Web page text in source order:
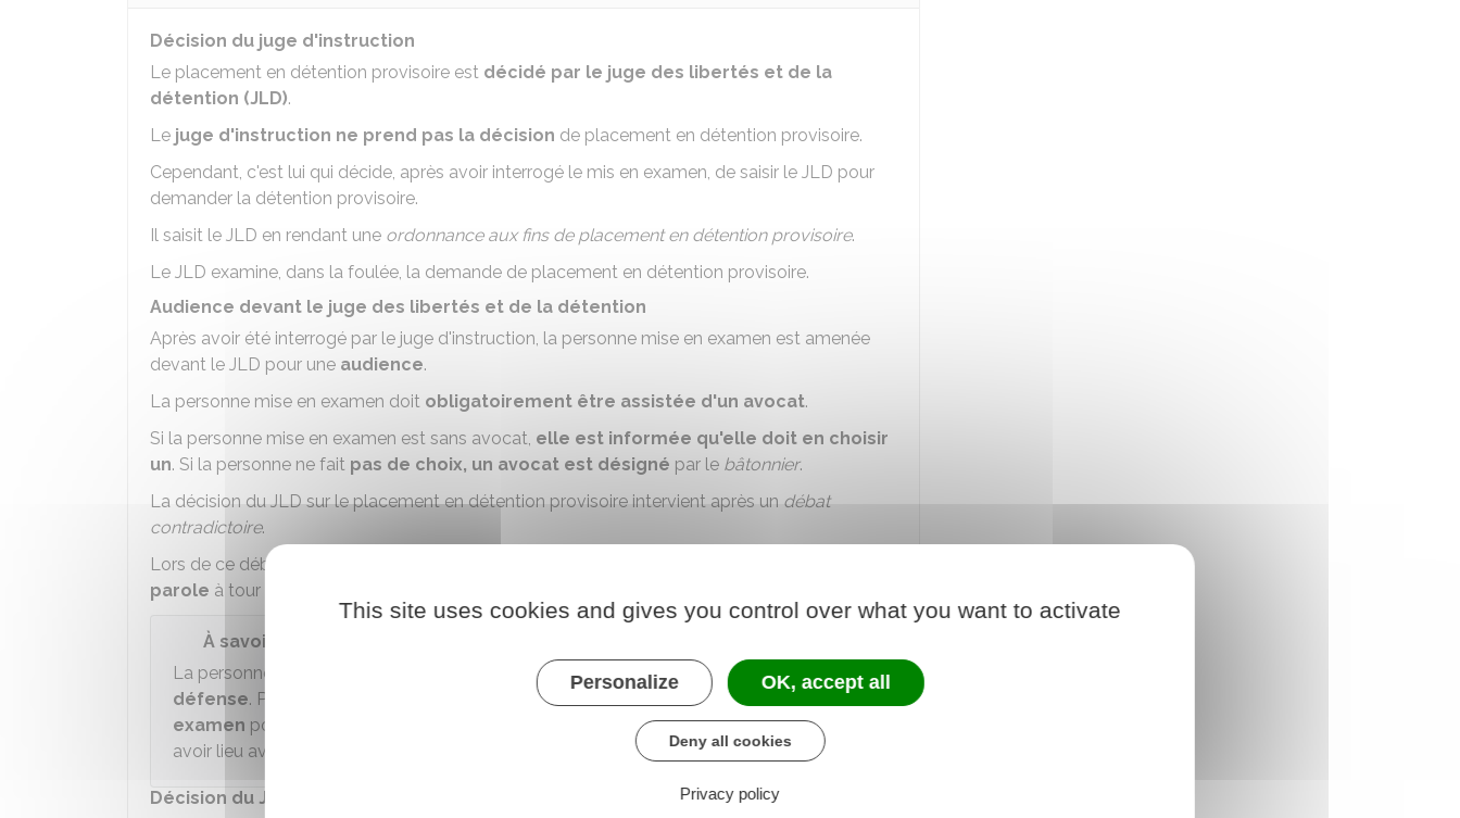
Décision du juge d'instruction
Le placement en détention provisoire est décidé par le juge des libertés et de la
détention (JLD).
Le juge d'instruction ne prend pas la décision de placement en détention provisoire.
Cependant, c'est lui qui décide, après avoir interrogé le mis en examen, de saisir le JLD pour
demander la détention provisoire.
Il saisit le JLD en rendant une ordonnanceaux fins de placement en détention provisoire.
Le JLD examine, dans la foulée, la demande de placement en détention provisoire.
Audience devant le juge des libertés et de la détention
Après avoir été interrogé par le juge d'instruction, la personne mise en examen est amenée
devant le JLD pour une audience.
La personne mise en examen doit obligatoirement être assistée d'un avocat.
Si la personne mise en examen est sans avocat, elle est informée qu'elle doit en choisir
un. Si la personne ne fait pas de choix, un avocat est désigné par le bâtonnier.
La décision du JLD sur le placement en détention provisoire intervient après un débat
contradictoire.
Lors de ce débat,
parole à tour de rôle.
À savoir
La personne mise en examen a le
droit de demander un délai pour préparer sa
défense. Pendant ce délai, le JLD peut
mettre en prison la personne mise en
examen pour une durée maximale de 4
. Une nouvelle audience doit
avoir lieu avant la fin du délai.
Décision du JLD
This site uses cookies and gives you control over what you want to activate
Personalize OK, accept all
Deny all cookies
Privacy policy